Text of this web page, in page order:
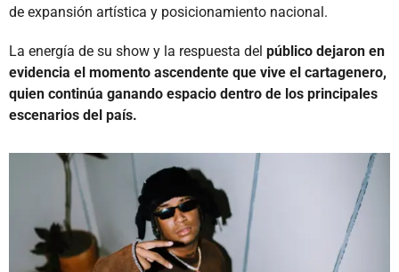
de expansión artística y posicionamiento nacional.
La energía de su show y la respuesta del público dejaron en
evidencia el momento ascendente que vive el cartagenero,
quien continúa ganando espacio dentro de los principales
escenarios del país.